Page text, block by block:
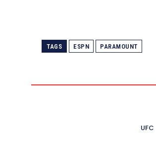
TAGS ESPN PARAMOUNT
UFC